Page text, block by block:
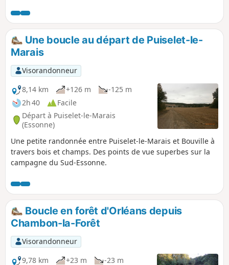
Une boucle au départ de Puiselet-le-
Marais
Visorandonneur
8,14 km
+126 m
-125 m
2h 40
Facile
Départ à Puiselet-le-Marais
(Essonne)
Une petite randonnée entre Puiselet-le-Marais et Bouville à
travers bois et champs. Des points de vue superbes sur la
campagne du Sud-Essonne.
Boucle en forêt d'Orléans depuis
Chambon-la-Forêt
Visorandonneur
9,78 km
+23 m
-23 m